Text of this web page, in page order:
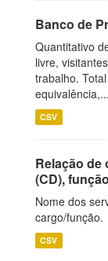
Banco de
Quantitativo
livre,
trabalho.
equivalência,...
CSV
Relação de
(CD),
Nome dos
cargo/função.
CSV